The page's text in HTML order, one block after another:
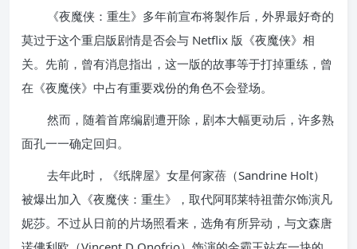
《夜魔侠：重生》多年前宣布将製作后，外界最好奇的
莫过于这个重启版剧情是否会与 Netflix 版《夜魔侠》相
关。先前，曾有消息指出，这一版的故事等于打掉重练，曾
在《夜魔侠》中占有重要戏份的角色不会登场。
然而，随着首席编剧遭开除，剧本大幅更动后，许多熟
面孔一一确定回归。
去年此时，《纸牌屋》女星何家蓓（Sandrine Holt）
被爆出加入《夜魔侠：重生》，取代阿耶莱特祖蕾尔饰演凡
妮莎。不过从日前的片场照看来，选角有所异动，与文森唐